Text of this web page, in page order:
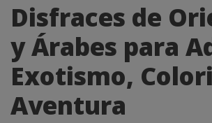
Disfraces de
y Árabes para
Exotismo,
Aventura